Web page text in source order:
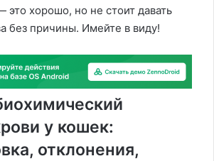
это хорошо, но не стоит давать
без причины. Имейте в виду!
у кошек:
отклонения,